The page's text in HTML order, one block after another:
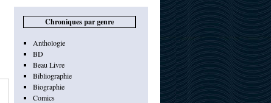
Chroniques par genre
Anthologie
BD
Beau Livre
Bibliographie
Biographie
Comics